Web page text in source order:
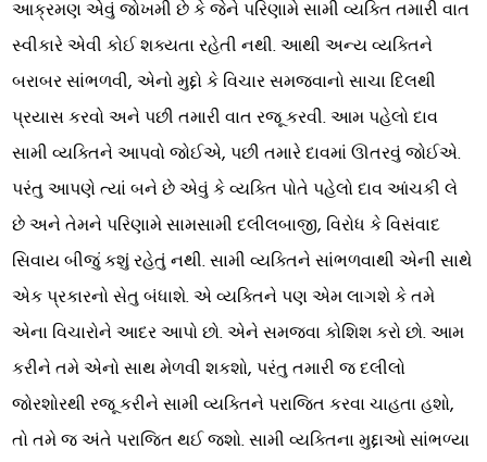
આક્રમણ એવું જોખમી છે કે જેને પરિણામે સામી વ્યક્તિ તમારી વાત
સ્વીકારે એવી કોઈ શક્યતા રહેતી નથી. આથી અન્ય વ્યક્તિને
બરાબર સાંભળવી, એનો મુદ્દો કે વિચાર સમજવાનો સાચા દિલથી
પ્રયાસ કરવો અને પછી તમારી વાત રજૂ કરવી. આમ પહેલો દાવ
સામી વ્યક્તિને આપવો જોઈએ, પછી તમારે દાવમાં ઊતરવું જોઈએ.
પરંતુ આપણે ત્યાં બને છે એવું કે વ્યક્તિ પોતે પહેલો દાવ આંચકી લે
છે અને તેમને પરિણામે સામસામી દલીલબાજી, વિરોધ કે વિસંવાદ
સિવાય બીજું કશું રહેતું નથી. સામી વ્યક્તિને સાંભળવાથી એની સાથે
એક પ્રકારનો સેતુ બંધાશે. એ વ્યક્તિને પણ એમ લાગશે કે તમે
એના વિચારોને આદર આપો છો. એને સમજવા કોશિશ કરો છો. આમ
કરીને તમે એનો સાથ મેળવી શકશો, પરંતુ તમારી જ દલીલો
જોરશોરથી રજૂ કરીને સામી વ્યક્તિને પરાજિત કરવા ચાહતા હશો,
તો તમે જ અંતે પરાજિત થઈ જશો. સામી વ્યક્તિના મુદ્દાઓ સાંભળ્યા